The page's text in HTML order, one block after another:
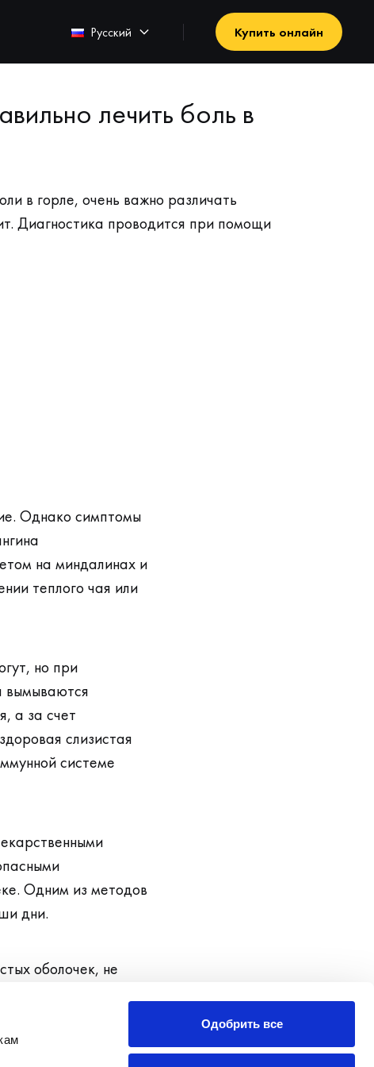
Oдобрить все
Русский Купить онлайн
лечить боль в
в горле, очень важно различать
Диагностика проводится при помощи
Однако симптомы
на миндалинах и
теплого чая или
но при
вымываются
а за счет
слизистая
системе
Одним из методов
дни.
оболочек, не
полоскания горла,